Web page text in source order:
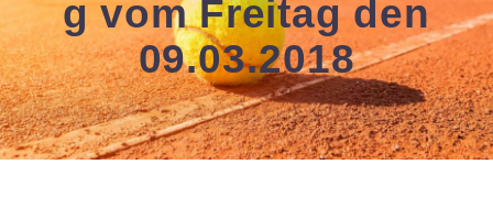
g vom Freitag den
09.03.2018